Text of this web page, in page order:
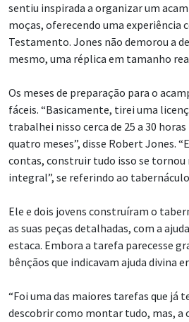
sentiu inspirada a organizar um
moças, oferecendo uma experiência
Testamento. Jones não demorou a
mesmo, uma réplica em tamanho
Os meses de preparação para o
fáceis. “Basicamente, tirei uma
trabalhei nisso cerca de 25 a 30
quatro meses”, disse Robert Jones.
contas, construir tudo isso se
integral”, se referindo ao
Ele e dois jovens construíram o
as suas peças detalhadas, com a
estaca. Embora a tarefa parecesse
bênçãos que indicavam ajuda divina
“Foi uma das maiores tarefas que já
descobrir como montar tudo, mas, a